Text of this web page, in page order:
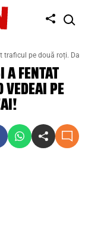
pe două roți.
A FENTAT
VEDEAI PE